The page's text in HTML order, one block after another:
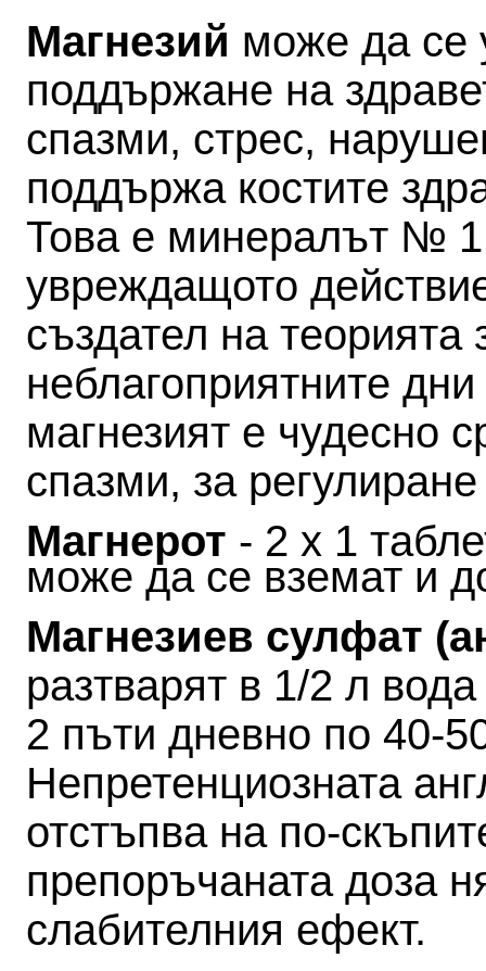
Магнезий може да се
поддържане на
спазми, стрес,
поддържа костите
Това е минералът № 1
увреждащото
създател на
неблагоприятните
магнезият е чудесно
спазми, за
Магнерот - 2 х 1
може да се вземат и
Магнезиев сулфат
разтварят в 1/2 л
2 пъти дневно по 40-
Непретенциозната
отстъпва на по-
препоръчаната доза
слабителния ефект.